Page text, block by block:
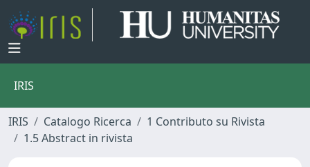
IRIS
IRIS Catalogo Ricerca
1 Contributo su Rivista
1.5 Abstract in rivista